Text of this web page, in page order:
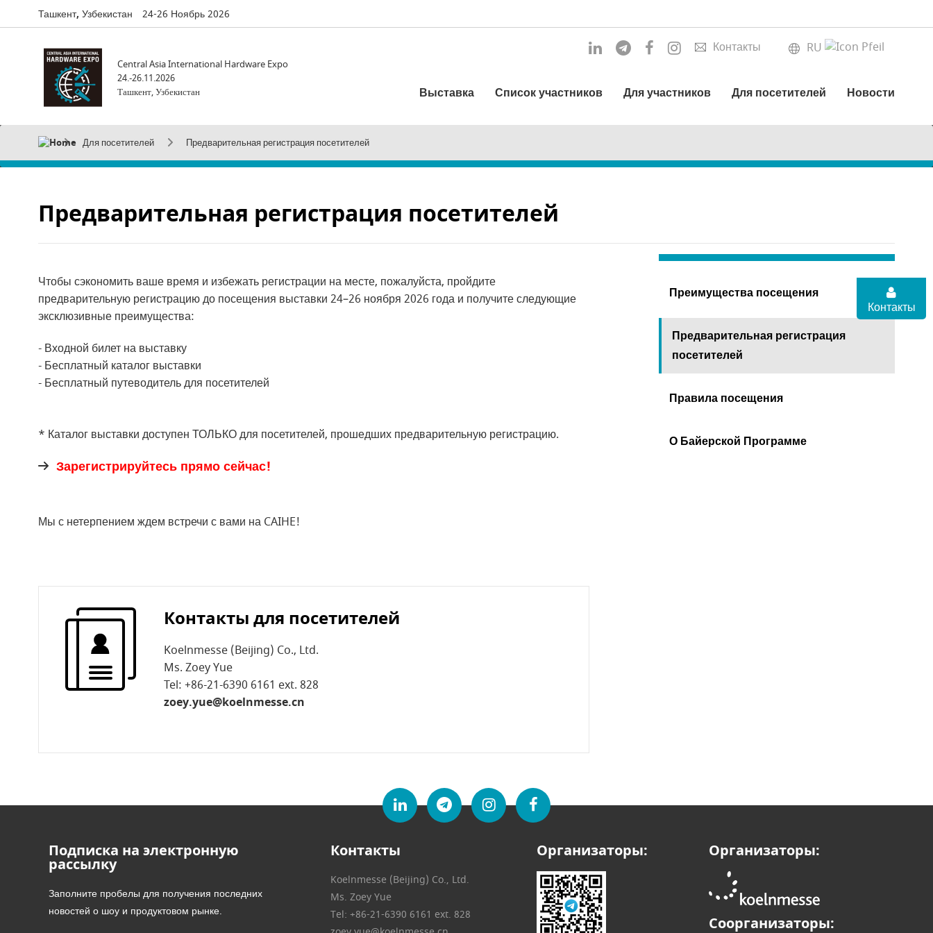
Ташкент, Узбекистан 24-26 Ноябрь 2026
Central Asia International Hardware Expo
24.-26.11.2026
Ташкент, Узбекистан
RU
Контакты
Выставка Список участников Для участников Для посетителей Новости
Для посетителей Предварительная регистрация посетителей
Предварительная регистрация посетителей
Чтобы сэкономить ваше время и избежать регистрации на месте, пожалуйста, пройдите
предварительную регистрацию до посещения выставки 24–26 ноября 2026 года и получите следующие
эксклюзивные преимущества:
- Входной билет на выставку
- Бесплатный каталог выставки
- Бесплатный путеводитель для посетителей
* Каталог выставки доступен ТОЛЬКО для посетителей, прошедших предварительную регистрацию.
Зарегистрируйтесь прямо сейчас!
Мы с нетерпением ждем встречи с вами на CAIHE!
Контакты для посетителей
Koelnmesse (Beijing) Co., Ltd.
Ms. Zoey Yue
Tel: +86-21-6390 6161 ext. 828
zoey.yue@koelnmesse.cn
Преимущества посещения
Предварительная регистрация
посетителей
Правила посещения
О Байерской Программе
Подписка на электронную
рассылку
Заполните пробелы для получения последних
новостей о шоу и продуктовом рынке.
Контакты
Koelnmesse (Beijing) Co., Ltd.
Ms. Zoey Yue
Tel: +86-21-6390 6161 ext. 828
Организаторы: Организаторы:
Соорганизаторы:
Контакты